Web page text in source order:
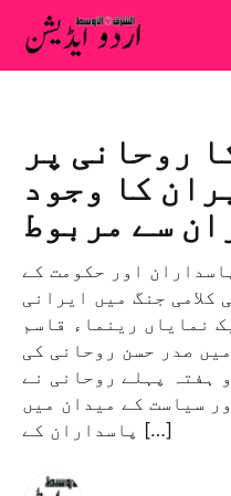
روحانی پر
کا وجود
سے مربوط
اور حکومت کے
کلامی جنگ میں ایرانی
نمایاں رینماء قاسم
صدر حسن روحانی کی
ہفتہ پہلے روحانی نے
سیاست کے میدان میں
پاسداران کے […]